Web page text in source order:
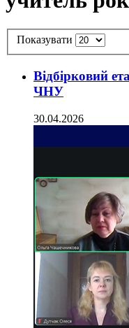
Показувати
Відбірковий
ЧНУ
30.04.2026